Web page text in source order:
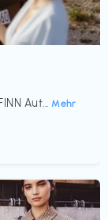
Aut... Mehr